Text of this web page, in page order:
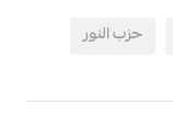
حزب النور